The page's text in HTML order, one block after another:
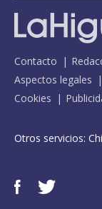
Contacto
Aspectos legales
Cookies
Otros servicios: